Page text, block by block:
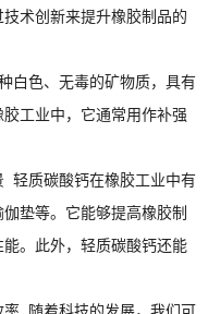
术创新来提升橡胶制品的
白色、无毒的矿物质，具有
工业中，它通常用作补强
质碳酸钙在橡胶工业中有
垫等。它能够提高橡胶制
。此外，轻质碳酸钙还能
随着科技的发展，我们可